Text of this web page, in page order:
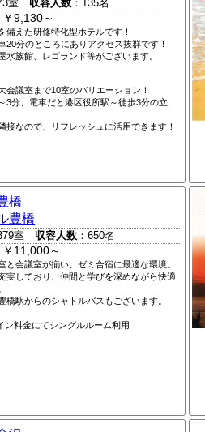
室 収容人数 ：135名
9,130～
備えた研修特化型ホテルです！
20分のところにありアクセス抜群です！
水族館、レゴランド等がございます。
会議室まで10室のバリエーション！
3分、電車だと港区役所駅～徒歩3分の立
接なので、リフレッシュに活用できます！
橋
豊橋
室 収容人数 ：650名
11,000～
と会議室が揃い、ゼミ合宿に最適な環境。
実しており、仲間と学びを深めながら快適
橋駅からのシャトルバスもございます。
ン料金にてシングルルーム利用